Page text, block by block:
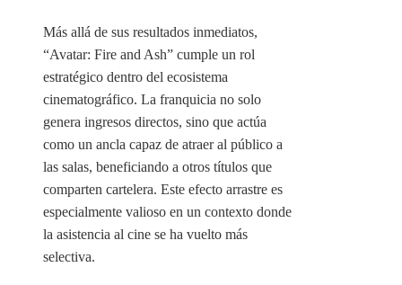
Más allá de sus resultados inmediatos,
“Avatar: Fire and Ash” cumple un rol
estratégico dentro del ecosistema
cinematográfico. La franquicia no solo
genera ingresos directos, sino que actúa
como un ancla capaz de atraer al público a
las salas, beneficiando a otros títulos que
comparten cartelera. Este efecto arrastre es
especialmente valioso en un contexto donde
la asistencia al cine se ha vuelto más
selectiva.